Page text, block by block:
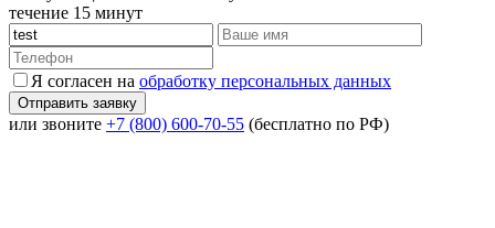
течение 15 минут
Я согласен на обработку персональных данных
или звоните +7 (800) 600-70-55 (бесплатно по РФ)